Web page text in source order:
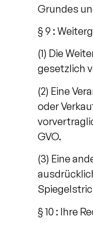
Grundes
§ 9 :
(1) Die
gesetzlich
(2) Eine
oder
GVO.
(3) Eine
§ 10 : Ihre